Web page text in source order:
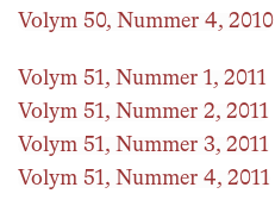
Volym 50, Nummer 4, 2010
Volym 51, Nummer 1, 2011
Volym 51, Nummer 2, 2011
Volym 51, Nummer 3, 2011
Volym 51, Nummer 4, 2011